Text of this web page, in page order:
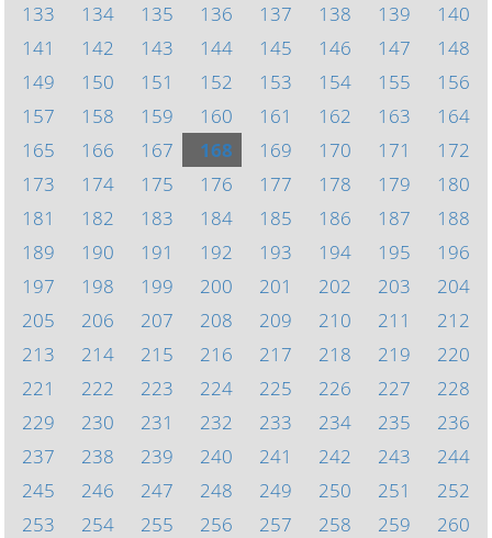
133
134 135 136 137 138 139
140
141
142 143 144 145 146 147
148
149
150 151 152 153 154 155
156
157
158 159 160 161 162 163
164
165
166 167 168 169 170 171
172
173
174 175 176 177 178 179
180
181
182 183 184 185 186 187
188
189
190 191 192 193 194 195
196
197
198 199 200 201 202 203
204
205
206 207 208 209 210 211
212
213
214 215 216 217 218 219
220
221
222 223 224 225 226 227
228
229
230 231 232 233 234 235
236
237
238 239 240 241 242 243
244
245
246 247 248 249 250 251
252
253
254 255 256 257 258 259
260